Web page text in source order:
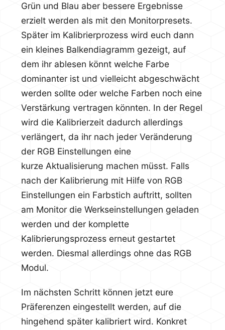
Grün und Blau aber bessere Ergebnisse
erzielt werden als mit den Monitorpresets.
Später im Kalibrierprozess wird euch dann
ein kleines Balkendiagramm gezeigt, auf
dem ihr ablesen könnt welche Farbe
dominanter ist und vielleicht abgeschwächt
werden sollte oder welche Farben noch eine
Verstärkung vertragen könnten. In der Regel
wird die Kalibrierzeit dadurch allerdings
verlängert, da ihr nach jeder Veränderung
der RGB Einstellungen eine
kurze Aktualisierung machen müsst. Falls
nach der Kalibrierung mit Hilfe von RGB
Einstellungen ein Farbstich auftritt, sollten
am Monitor die Werkseinstellungen geladen
werden und der komplette
Kalibrierungsprozess erneut gestartet
werden. Diesmal allerdings ohne das RGB
Modul.
Im nächsten Schritt können jetzt eure
Präferenzen eingestellt werden, auf die
hingehend später kalibriert wird. Konkret